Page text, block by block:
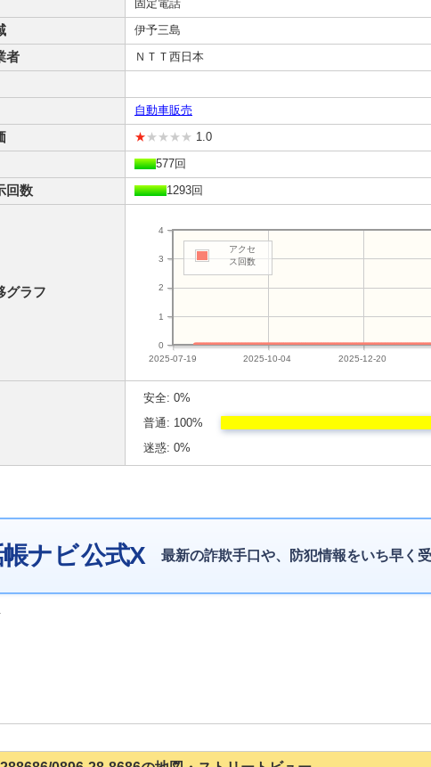
固定電話
伊予三島
者 ＮＴＴ西日本
自動車販売
★★★★★ 1.0
577回
回数 1293回
グラフ
2025-07-19 2025-10-04 2025-12-20
0
1
2
3
4
アクセ
ス回数
安全: 0%
普通: 100%
迷惑: 0%
ナビ 公式X 最新の詐欺手口や、防犯情報をいち早く